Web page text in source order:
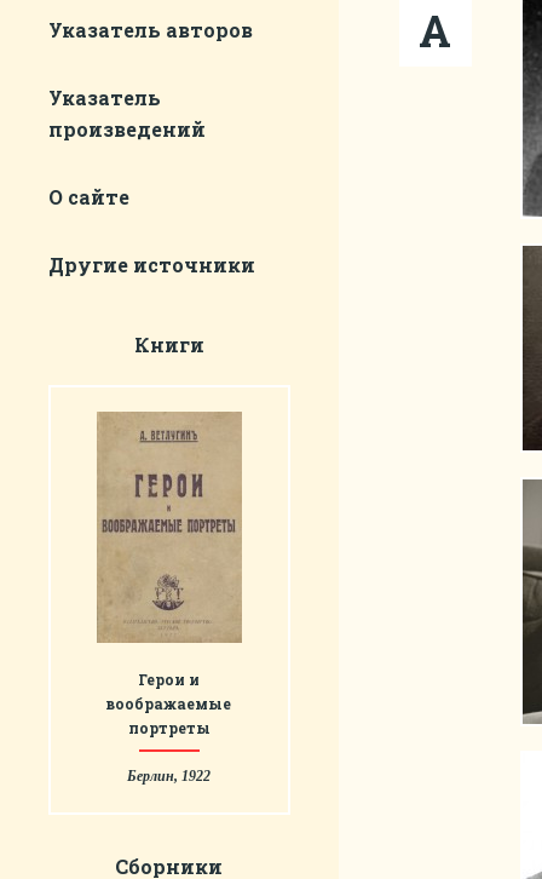
Указатель авторов
Указатель
произведений
О сайте
Другие источники
Книги
Герои и
воображаемые
портреты
Берлин, 1922
Сборники
А